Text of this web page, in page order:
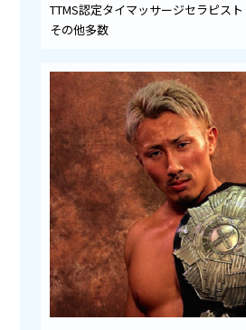
TTMS認定タイマッサージセラピスト
その他多数